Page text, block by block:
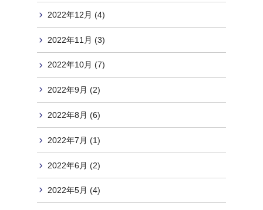
2022年12月 (4)
2022年11月 (3)
2022年10月 (7)
2022年9月 (2)
2022年8月 (6)
2022年7月 (1)
2022年6月 (2)
2022年5月 (4)